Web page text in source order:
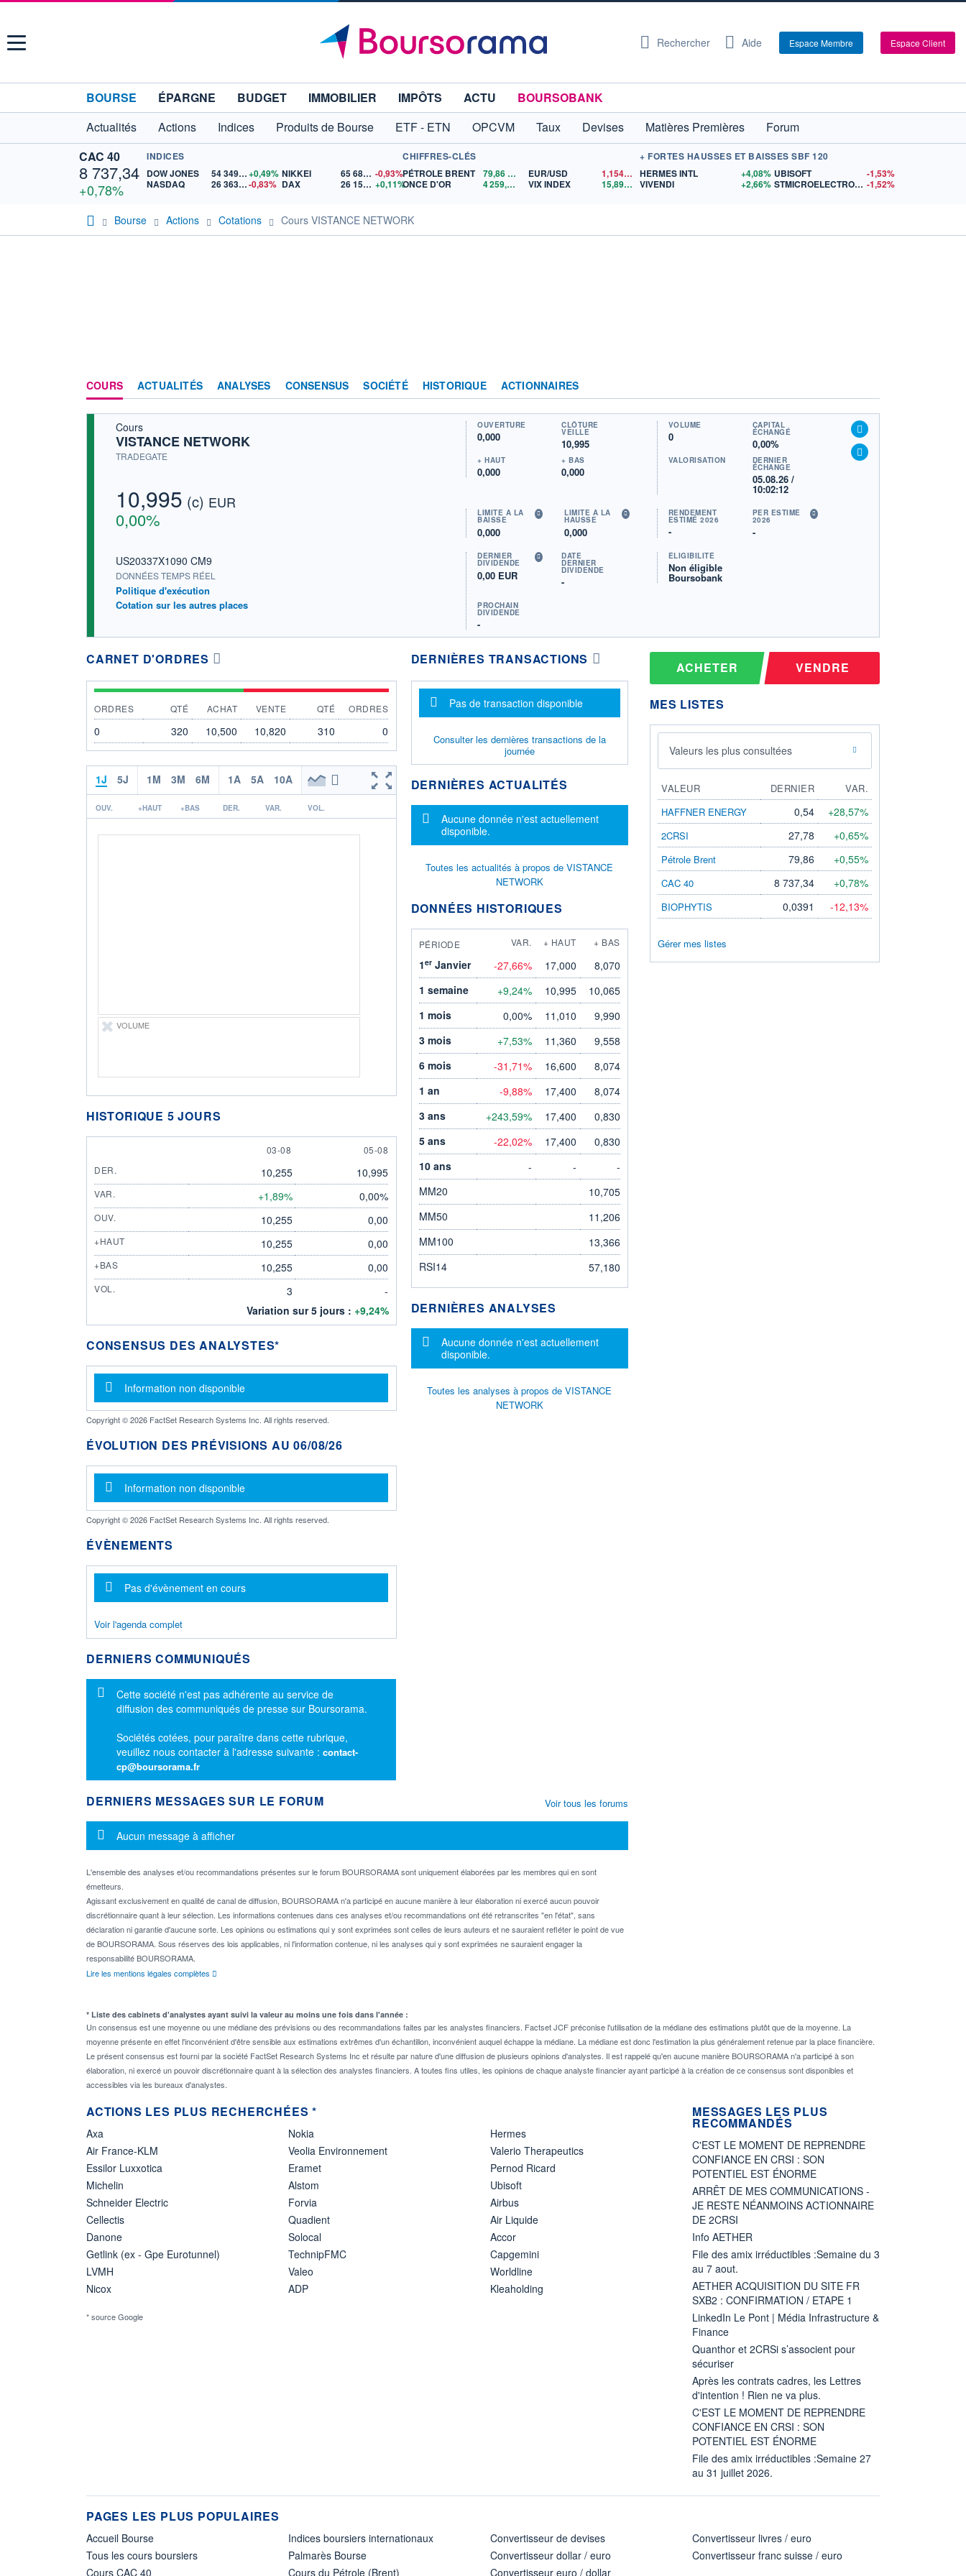
Menu Rechercher Aide Espace Membre Espace Client
BOURSE ÉPARGNE BUDGET IMMOBILIER IMPÔTS ACTU
BOURSOBANK
Actualités
Actions Indices Produits de Bourse ETF - ETN OPCVM Taux Devises Matières Premières
Forum
CAC 40
8 737,34
+0,78%
INDICES
DOW JONES
54 349,12+0,49%
NASDAQ
26 363,44-0,83%
NIKKEI 65 683,26 -0,93%
DAX
26 154,45 +0,11%
CHIFFRES-CLÉS
PÉTROLE BRENT
79,86
ONCE D'OR
4 259,96 $US
EUR/USD 1,1544$US
VIX INDEX
15,89
$US
+ FORTES HAUSSES ET BAISSES SBF 120
HERMES INTL
+4,08%
VIVENDI
+2,66%
UBISOFT
-1,53%
STMICROELECTRONICS -1,52%
Bourse Actions Cotations Cours VISTANCE NETWORK
COURS ACTUALITÉS ANALYSES CONSENSUS SOCIÉTÉ HISTORIQUE ACTIONNAIRES
Cours
VISTANCE NETWORK
TRADEGATE
10,995 (c) EUR
0,00%
US20337X1090 CM9
DONNÉES TEMPS RÉEL
Politique d'exécution
Cotation sur les autres places
OUVERTURE
0,000
CLÔTURE
VEILLE
10,995
+ HAUT
0,000
+ BAS
0,000
VOLUME
0
CAPITAL
ÉCHANGÉ
0,00%
VALORISATION DERNIER
ÉCHANGE
05.08.26 /
10:02:12
LIMITE À LA
BAISSE
0,000
LIMITE À LA
HAUSSE
0,000
RENDEMENT
ESTIMÉ 2026
-
PER ESTIMÉ
2026
-
DERNIER
DIVIDENDE
0,00 EUR
DATE
DERNIER
DIVIDENDE
-
PROCHAIN
DIVIDENDE
-
ÉLIGIBILITÉ
Non éligible
Boursobank
CARNET D'ORDRES
ORDRES QTÉ ACHAT VENTE QTÉ ORDRES
0 320 10,500 10,820 310 0
1J 5J 1M 3M 6M 1A 5A 10A
OUV. +HAUT +BAS DER. VAR. VOL.
VOLUME
HISTORIQUE 5 JOURS
3 AUGUST
03-08 5 AUGUST
05-08
DER.
10,255 10,995
VAR. +1,89% 0,00%
OUV. 10,255 0,00
+HAUT 10,255 0,00
+BAS 10,255 0,00
VOL. 3
-
Variation sur 5 jours : +9,24%
CONSENSUS DES ANALYSTES*
Message d'information
Information non disponible
Copyright © 2026 FactSet Research Systems Inc. All rights reserved.
ÉVOLUTION DES PRÉVISIONS AU 06/08/26
Message d'information
Information non disponible
Copyright © 2026 FactSet Research Systems Inc. All rights reserved.
ÉVÈNEMENTS
Message d'information
Pas d'évènement en cours
Voir l'agenda complet
DERNIERS COMMUNIQUÉS
Message d'information
Cette société n'est pas adhérente au service de
diffusion des communiqués de presse sur Boursorama.
Sociétés cotées, pour paraître dans cette rubrique,
veuillez nous contacter à l'adresse suivante : contact-
cp@boursorama.fr
DERNIÈRES TRANSACTIONS
Message d'information
Pas de transaction disponible
Consulter les dernières transactions de la
journée
DERNIÈRES ACTUALITÉS
Message d'information
Aucune donnée n'est actuellement
disponible.
Toutes les actualités à propos de VISTANCE
NETWORK
DONNÉES HISTORIQUES
PÉRIODE VAR. + HAUT + BAS
1erJanvier -27,66% 17,000
8,070
1 semaine
+9,24% 10,995
10,065
1 mois
0,00% 11,010
9,990
3 mois
+7,53% 11,360
9,558
6 mois
-31,71% 16,600
8,074
1 an
-9,88% 17,400
8,074
3 ans
+243,59% 17,400
0,830
5 ans
-22,02% 17,400
0,830
10 ans
- -
-
MM20
10,705
MM50
11,206
MM100
13,366
RSI14
57,180
DERNIÈRES ANALYSES
Message d'information
Aucune donnée n'est actuellement
disponible.
Toutes les analyses à propos de VISTANCE
NETWORK
DERNIERS MESSAGES SUR LE FORUM
Message d'information
Aucun message à afficher
L'ensemble des analyses et/ou recommandations présentes sur le forum BOURSORAMA sont uniquement élaborées par les membres qui en sont
émetteurs.
Agissant exclusivement en qualité de canal de diffusion, BOURSORAMA n'a participé en aucune manière à leur élaboration ni exercé aucun pouvoir
discrétionnaire quant à leur sélection. Les informations contenues dans ces analyses et/ou recommandations ont été retranscrites "en l'état", sans
déclaration ni garantie d'aucune sorte. Les opinions ou estimations qui y sont exprimées sont celles de leurs auteurs et ne sauraient refléter le point de vue
de BOURSORAMA. Sous réserves des lois applicables, ni l'information contenue, ni les analyses qui y sont exprimées ne sauraient engager la
responsabilité BOURSORAMA.
Lire les mentions légales complètes
Voir tous les forums
ACHETER VENDRE
MES LISTES
Valeurs les plus consultées
VALEUR DERNIER
VAR.
HAFFNER ENERGY
0,54 +28,57%
2CRSI 27,78 +0,65%
Pétrole Brent 79,86 +0,55%
CAC 40 8 737,34 +0,78%
BIOPHYTIS 0,0391 -12,13%
Gérer mes listes
* Liste des cabinets d'analystes ayant suivi la valeur au moins une fois dans l'année :
Un consensus est une moyenne ou une médiane des prévisions ou des recommandations faites par les analystes financiers. Factset JCF préconise l'utilisation de la médiane des estimations plutôt que de la moyenne. La
moyenne présente en effet l'inconvénient d'être sensible aux estimations extrêmes d'un échantillon, inconvénient auquel échappe la médiane. La médiane est donc l'estimation la plus généralement retenue par la place financière.
Le présent consensus est fourni par la société FactSet Research Systems Inc et résulte par nature d'une diffusion de plusieurs opinions d'analystes. Il est rappelé qu'en aucune manière BOURSORAMA n'a participé à son
élaboration, ni exercé un pouvoir discrétionnaire quant à la sélection des analystes financiers. A toutes fins utiles, les opinions de chaque analyste financier ayant participé à la création de ce consensus sont disponibles et
accessibles via les bureaux d'analystes.
ACTIONS LES PLUS RECHERCHÉES *
Axa
Air France-KLM
Essilor Luxxotica
Michelin
Schneider Electric
Cellectis
Danone
Getlink (ex - Gpe Eurotunnel)
LVMH
Nicox
Nokia
Veolia Environnement
Eramet
Alstom
Forvia
Quadient
Solocal
TechnipFMC
Valeo
ADP
Hermes
Valerio Therapeutics
Pernod Ricard
Ubisoft
Airbus
Air Liquide
Accor
Capgemini
Worldline
Kleaholding
* source Google
MESSAGES LES PLUS
RECOMMANDÉS
C'EST LE MOMENT DE REPRENDRE
CONFIANCE EN CRSI : SON
POTENTIEL EST ÉNORME
ARRÊT DE MES COMMUNICATIONS -
JE RESTE NÉANMOINS ACTIONNAIRE
DE 2CRSI
Info AETHER
File des amix irréductibles :Semaine du 3
au 7 aout.
AETHER ACQUISITION DU SITE FR
SXB2 : CONFIRMATION / ETAPE 1
LinkedIn Le Pont | Média Infrastructure &
Finance
Quanthor et 2CRSi s’associent pour
sécuriser
Après les contrats cadres, les Lettres
d'intention ! Rien ne va plus.
C'EST LE MOMENT DE REPRENDRE
CONFIANCE EN CRSI : SON
POTENTIEL EST ÉNORME
File des amix irréductibles :Semaine 27
au 31 juillet 2026.
PAGES LES PLUS POPULAIRES
Accueil Bourse
Tous les cours boursiers
Cours CAC 40
Indices boursiers internationaux
Palmarès Bourse
Cours du Pétrole (Brent)
Convertisseur de devises
Convertisseur dollar / euro
Convertisseur euro / dollar
Convertisseur livres / euro
Convertisseur franc suisse / euro